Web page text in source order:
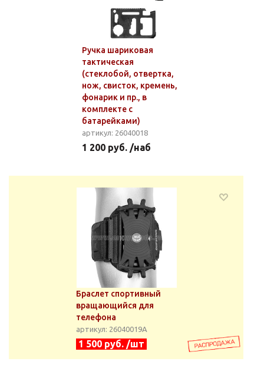
Ручка шариковая
тактическая
(стеклобой, отвертка,
нож, свисток, кремень,
фонарик и пр., в
комплекте с
батарейками)
артикул: 26040018
1 200 руб. /наб
Браслет спортивный
вращающийся для
телефона
артикул: 26040019А
1 500 руб. /шт